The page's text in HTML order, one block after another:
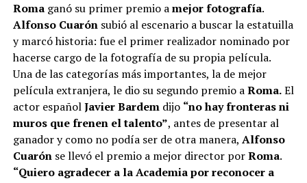
Romaganó su primer premio amejor fotografía.
Alfonso Cuarónsubió al escenario a buscar la estatuilla
y marcó historia: fue el primer realizador nominado por
hacerse cargo de la fotografía de su propia película.
Una de las categorías más importantes, la de mejor
película extranjera, le dio su segundo premio aRoma.El
actor españolJavier Bardemdijo “no hay fronteras ni
muros que frenen el talento”, antes de presentar al
ganador y como no podía ser de otra manera, Alfonso
Cuarónse llevó el premio a mejor director porRoma.
“Quiero agradecer a la Academia por reconocer a